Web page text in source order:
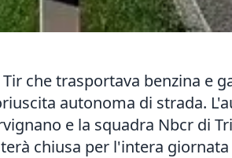
che trasportava benzina e
autonoma di strada.
e la squadra Nbcr di
chiusa per l'intera giornata